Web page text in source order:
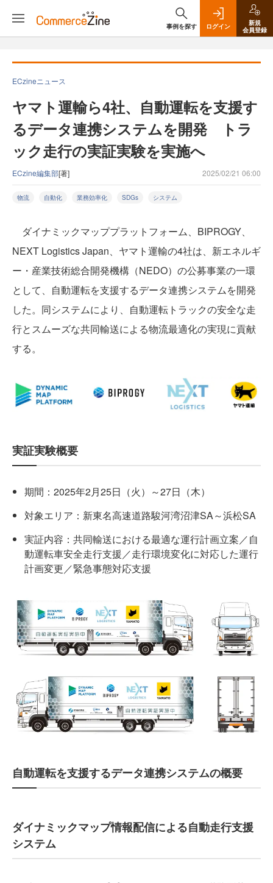
事例を探す ログイン
新規
会員登録
ECzineニュース
ヤマト運輸ら4社、自動運転を支援す
るデータ連携システムを開発 トラ
ック走行の実証実験を実施へ
ECzine編集部[著] 2025/02/21 06:00
物流 自動化 業務効率化 SDGs システム
ダイナミックマッププラットフォーム、BIPROGY、
NEXT Logistics Japan、ヤマト運輸の4社は、新エネルギ
ー・産業技術総合開発機構（NEDO）の公募事業の一環
として、自動運転を支援するデータ連携システムを開発
した。同システムにより、自動運転トラックの安全な走
行とスムーズな共同輸送による物流最適化の実現に貢献
する。
実証実験概要
期間：2025年2月25日（火）～27日（木）
対象エリア：新東名高速道路駿河湾沼津SA～浜松SA
実証内容：共同輸送における最適な運行計画立案／自
動運転車安全走行支援／走行環境変化に対応した運行
計画変更／緊急事態対応支援
自動運転を支援するデータ連携システムの概要
ダイナミックマップ情報配信による自動走行支援
システム